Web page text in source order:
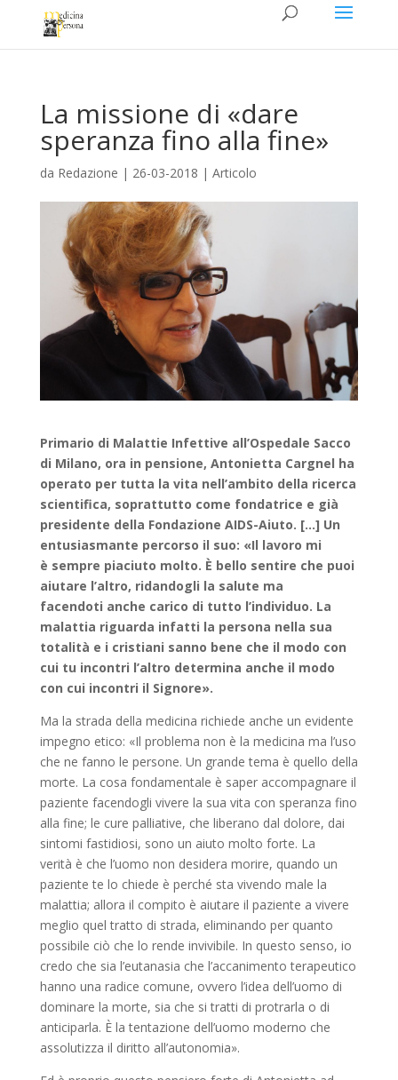
La missione di «dare
speranza fino alla fine»
da Redazione | 26-03-2018 | Articolo
Primario di Malattie Infettive all’Ospedale Sacco
di Milano, ora in pensione, Antonietta Cargnel ha
operato per tutta la vita nell’ambito della ricerca
scientifica, soprattutto come fondatrice e già
presidente della Fondazione AIDS-Aiuto. […] Un
entusiasmante percorso il suo: «Il lavoro mi
è sempre piaciuto molto. È bello sentire che puoi
aiutare l’altro, ridandogli la salute ma
facendoti anche carico di tutto l’individuo. La
malattia riguarda infatti la persona nella sua
totalità e i cristiani sanno bene che il modo con
cui tu incontri l’altro determina anche il modo
con cui incontri il Signore».
Ma la strada della medicina richiede anche un evidente
impegno etico: «Il problema non è la medicina ma l’uso
che ne fanno le persone. Un grande tema è quello della
morte. La cosa fondamentale è saper accompagnare il
paziente facendogli vivere la sua vita con speranza fino
alla fine; le cure palliative, che liberano dal dolore, dai
sintomi fastidiosi, sono un aiuto molto forte. La
verità è che l’uomo non desidera morire, quando un
paziente te lo chiede è perché sta vivendo male la
malattia; allora il compito è aiutare il paziente a vivere
meglio quel tratto di strada, eliminando per quanto
possibile ciò che lo rende invivibile. In questo senso, io
credo che sia l’eutanasia che l’accanimento terapeutico
hanno una radice comune, ovvero l’idea dell’uomo di
dominare la morte, sia che si tratti di protrarla o di
anticiparla. È la tentazione dell’uomo moderno che
assolutizza il diritto all’autonomia».